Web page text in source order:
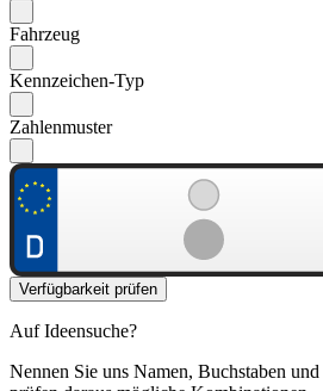
Fahrzeug
Kennzeichen-Typ
Zahlenmuster
Verfügbarkeit prüfen
Auf Ideensuche?
Nennen Sie uns Namen, Buchstaben